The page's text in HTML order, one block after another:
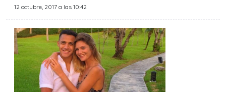
12 octubre, 2017 a las 10:42